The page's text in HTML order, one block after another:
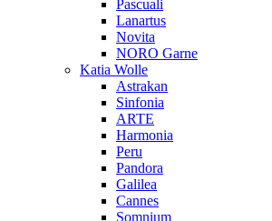
Pascuali
Lanartus
Novita
NORO Garne
Katia Wolle
Astrakan
Sinfonia
ARTE
Harmonia
Peru
Pandora
Galilea
Cannes
Somnium